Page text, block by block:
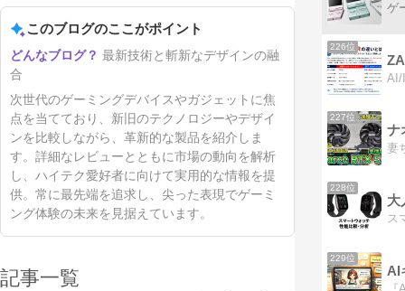
このブログのここがポイント
最新技術と斬新なデザインの融
合
次世代のゲーミングデバイスやガジェットに焦
点を当てており、新旧のテクノロジーやデザイ
ンを比較しながら、革新的な製品を紹介しま
す。詳細なレビューとともに市場の動向を解析
し、ハイテク愛好者に向けて実用的な情報を提
供。常に最先端を追求し、尖った表現でゲーミ
ング体験の未来を見据えています。
記事一覧
226位
227位
ナ
228位
大
229位
AI